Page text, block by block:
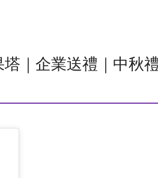
｜企業送禮｜中秋